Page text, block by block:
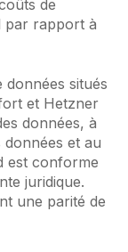
de
par rapport à
données situés
et Hetzner
données, à
et au
est conforme
juridique.
une parité de